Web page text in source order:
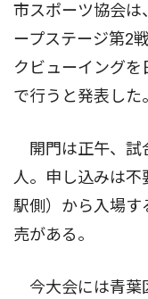
市スポーツ協会は
ープステージ第2
クビューイングを
で行うと発表した。
開門は正午、試
人。申し込みは
駅側）から入場す
売がある。
今大会には青葉